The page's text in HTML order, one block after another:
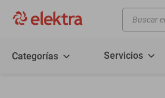
Buscar en
Categorías Servicios motos